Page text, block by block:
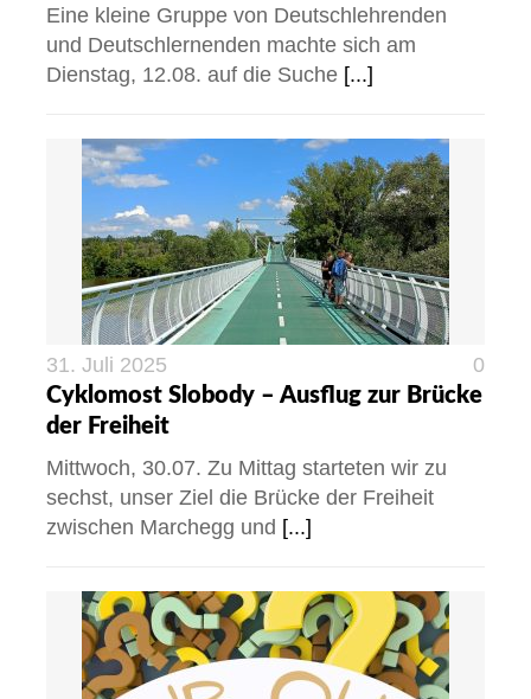
Eine kleine Gruppe von Deutschlehrenden
und Deutschlernenden machte sich am
Dienstag, 12.08. auf die Suche [...]
31. Juli 2025
0
Cyklomost Slobody – Ausflug zur Brücke
der Freiheit
Mittwoch, 30.07. Zu Mittag starteten wir zu
sechst, unser Ziel die Brücke der Freiheit
zwischen Marchegg und [...]